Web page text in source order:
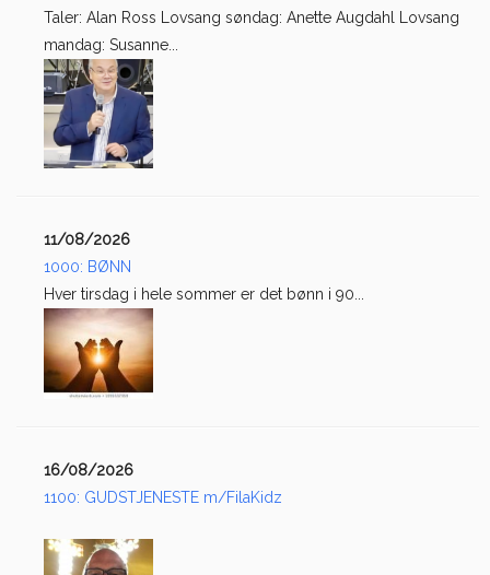
Taler: Alan Ross Lovsang søndag: Anette Augdahl Lovsang
mandag: Susanne...
11/08/2026
1000: BØNN
Hver tirsdag i hele sommer er det bønn i 90...
16/08/2026
1100: GUDSTJENESTE m/FilaKidz